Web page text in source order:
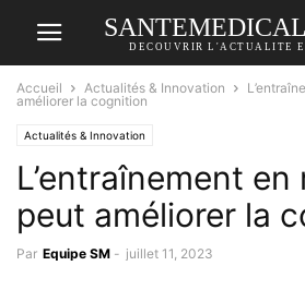
DECOUVRIR L'ACTUALITE
Accueil Actualités & Innovation
améliorer la cognition
Actualités & Innovation
L’entraînement
peut améliorer la
Par Equipe SM - juillet 11, 2023